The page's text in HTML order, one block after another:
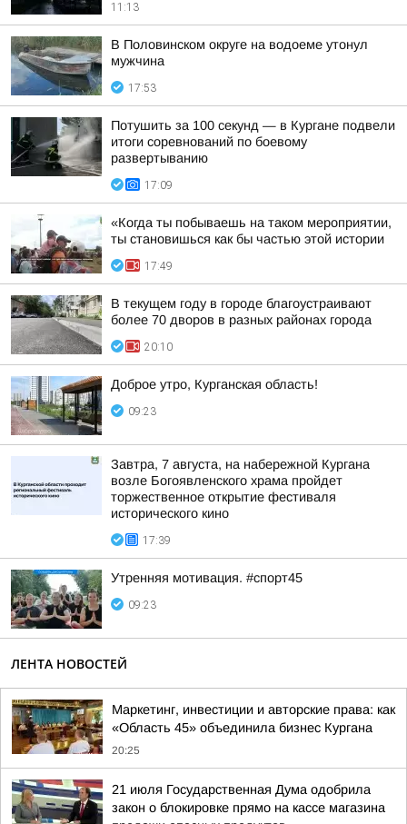
11:13
В Половинском округе на водоеме утонул
мужчина
17:53
Потушить за 100 секунд — в Кургане подвели
итоги соревнований по боевому
развертыванию
17:09
«Когда ты побываешь на таком мероприятии,
ты становишься как бы частью этой истории
17:49
В текущем году в городе благоустраивают
более 70 дворов в разных районах города
20:10
Доброе утро, Курганская область!
09:23
Завтра, 7 августа, на набережной Кургана
возле Богоявленского храма пройдет
торжественное открытие фестиваля
исторического кино
17:39
Утренняя мотивация. #спорт45
09:23
ЛЕНТА НОВОСТЕЙ
Маркетинг, инвестиции и авторские права: как
«Область 45» объединила бизнес Кургана
20:25
21 июля Государственная Дума одобрила
закон о блокировке прямо на кассе магазина